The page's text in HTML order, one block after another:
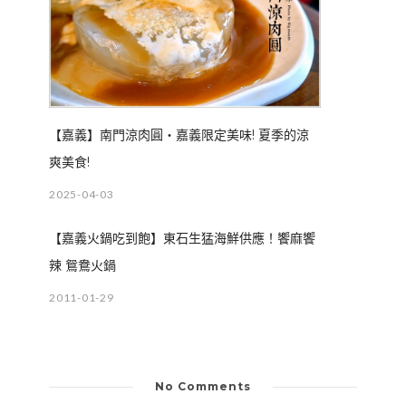
【嘉義】南門涼肉圓‧嘉義限定美味! 夏季的涼
爽美食!
2025-04-03
【嘉義火鍋吃到飽】東石生猛海鮮供應！饗麻饗
辣 鴛鴦火鍋
2011-01-29
No Comments